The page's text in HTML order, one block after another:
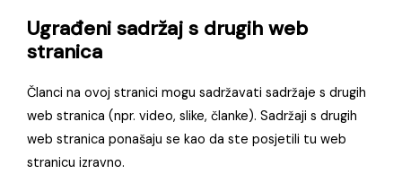
Ugrađeni sadržaj s drugih web
stranica
Članci na ovoj stranici mogu sadržavati sadržaje s drugih
web stranica (npr. video, slike, članke). Sadržaji s drugih
web stranica ponašaju se kao da ste posjetili tu web
stranicu izravno.